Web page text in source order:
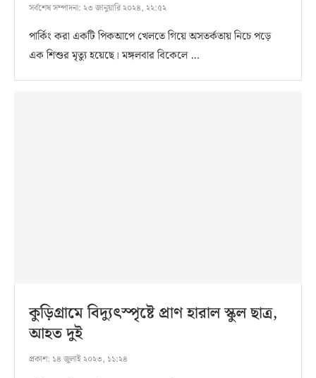
সর্বশেষ সম্পাদনা: ২৩ জানুয়ারি ২০২৪, ২২:৫২
পার্কিং করা একটি পিকআপে খেলতে গিয়ে অসতর্কতায় নিচে পড়ে
এক শিশুর মৃত্যু হয়েছে। মঙ্গলবার বিকেলে …
কুড়িগ্রামে বিদ্যুৎস্পৃষ্টে প্রাণ হারাল স্কুল ছাত্র,
আহত দুই
প্রকাশ: ১৪ জুলাই ২০২৩, ১১:২৪